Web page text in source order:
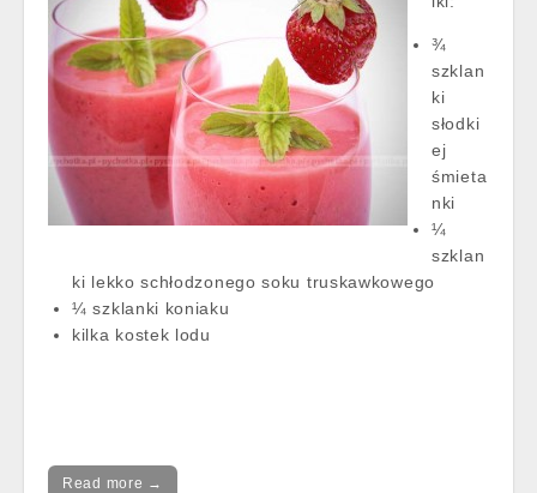
¾
szklan
ki
słodki
ej
śmieta
nki
¼
szklan
ki lekko schłodzonego soku truskawkowego
¼ szklanki koniaku
kilka kostek lodu
Read more →